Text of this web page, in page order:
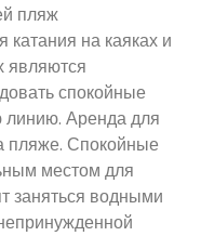
пляж
катания на каяках и
являются
спокойные
Аренда для
пляже. Спокойные
местом для
заняться водными